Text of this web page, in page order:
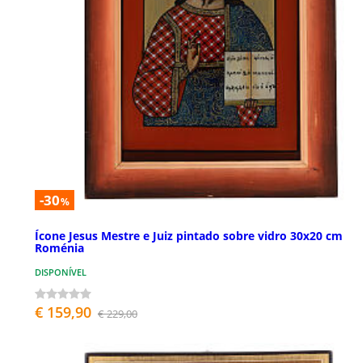
-30%
Ícone Jesus Mestre e Juiz pintado sobre vidro 30x20 cm
Roménia
DISPONÍVEL
€ 159,90 € 229,00